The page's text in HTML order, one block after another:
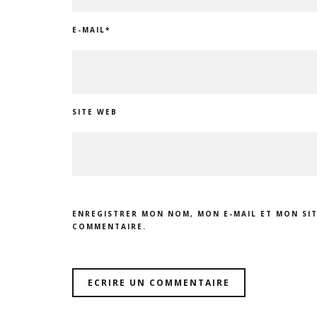
E-MAIL*
SITE WEB
ENREGISTRER MON NOM, MON E-MAIL ET MON
COMMENTAIRE.